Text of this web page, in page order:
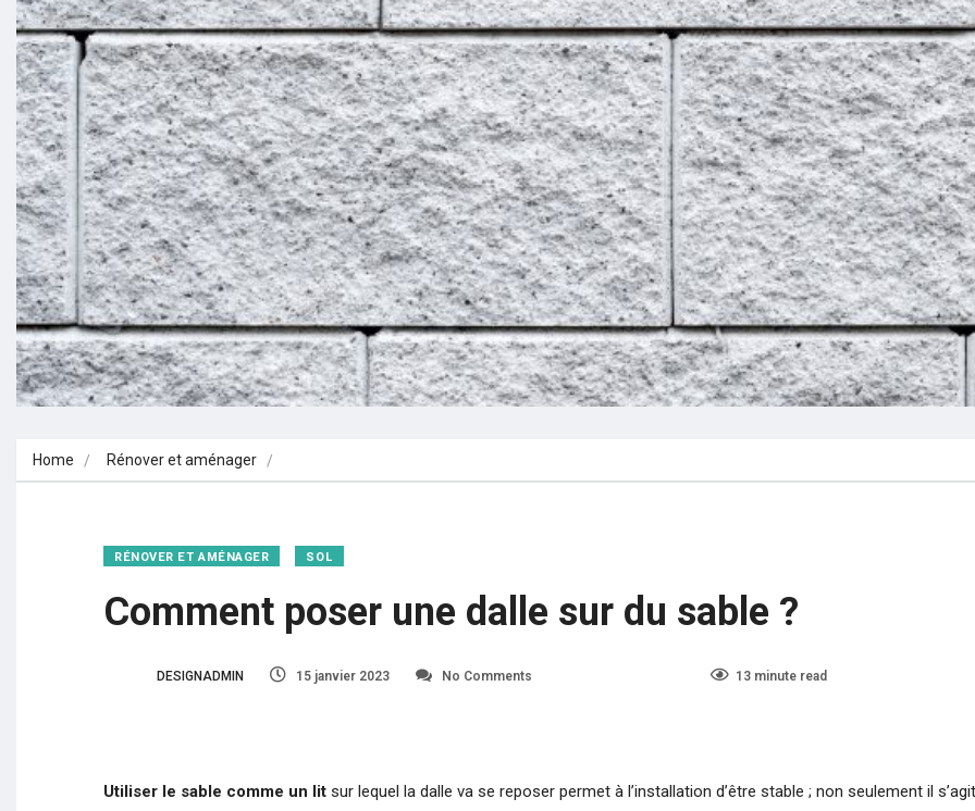
Home Rénover et aménager
RÉNOVER ET AMÉNAGER SOL
Comment poser une dalle sur du sable ?
DESIGNADMIN 15 janvier 2023 No Comments 13 minute read
Utiliser le sable comme un lit sur lequel la dalle va se reposer permet à l’installation d’être stable ; non seulement il s’agit